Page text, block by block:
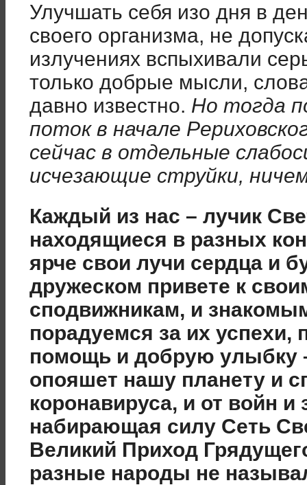
Улучшать себя изо дня в
своего организма, не
излучениях вспыхивали
только добрые мысли,
давно известно. Но тогда
поток в начале
сейчас в отдельные
исчезающие струйки,
Каждый из нас – лучик
находящиеся в разных
ярче свои лучи сердца и
дружеском привете к
сподвижникам, и
порадуемся за их
помощь и добрую улыбку
опояшет нашу планету и
коронавируса, и от войн и
набирающая силу Сеть
Великий Приход
разные народы не